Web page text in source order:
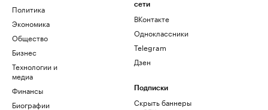
Политика
Экономика
Общество
Бизнес
Технологии и
медиа
Финансы
Биографии
сети
ВКонтакте
Одноклассники
Telegram
Дзен
Подписки
Скрыть баннеры